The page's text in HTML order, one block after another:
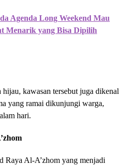
Agenda Long Weekend Mau
Menarik yang Bisa Dipilih
kawasan tersebut juga dikenal
yang ramai dikunjungi warga,
hari.
Raya Al-A’zhom yang menjadi